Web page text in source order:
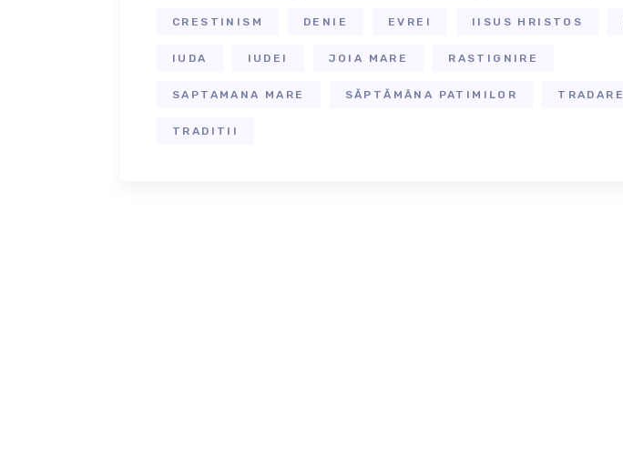
CRESTINISM DENIE EVREI IISUS HRISTOS
IUDA IUDEI JOIA MARE RASTIGNIRE
SAPTAMANA MARE SĂPTĂMÂNA PATIMILOR TRADARE
TRADITII